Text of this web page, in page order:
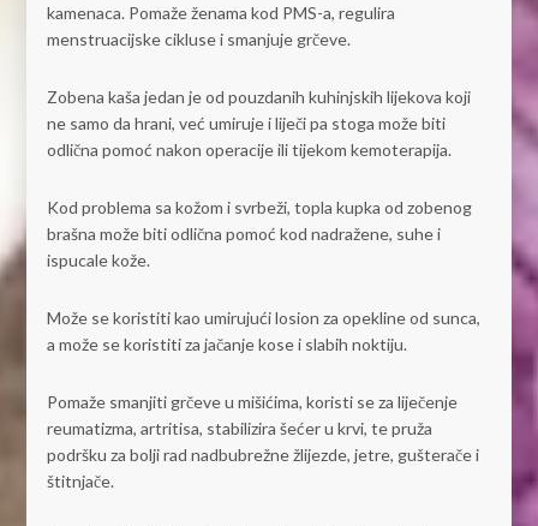
kamenaca. Pomaže ženama kod PMS-a, regulira
menstruacijske cikluse i smanjuje grčeve.
Zobena kaša jedan je od pouzdanih kuhinjskih lijekova koji
ne samo da hrani, već umiruje i liječi pa stoga može biti
odlična pomoć nakon operacije ili tijekom kemoterapija.
Kod problema sa kožom i svrbeži, topla kupka od zobenog
brašna može biti odlična pomoć kod nadražene, suhe i
ispucale kože.
Može se koristiti kao umirujući losion za opekline od sunca,
a može se koristiti za jačanje kose i slabih noktiju.
Pomaže smanjiti grčeve u mišićima, koristi se za liječenje
reumatizma, artritisa, stabilizira šećer u krvi, te pruža
podršku za bolji rad nadbubrežne žlijezde, jetre, gušterače i
štitnjače.